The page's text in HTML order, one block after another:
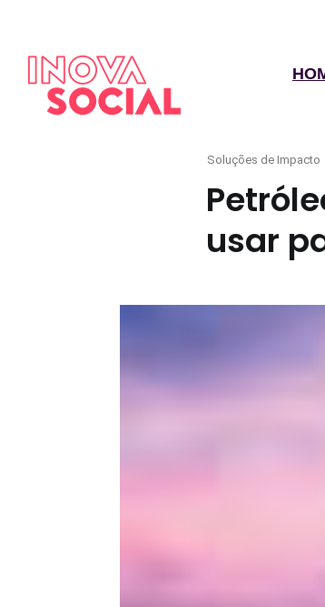
Categories
Soluções de Impacto
usar